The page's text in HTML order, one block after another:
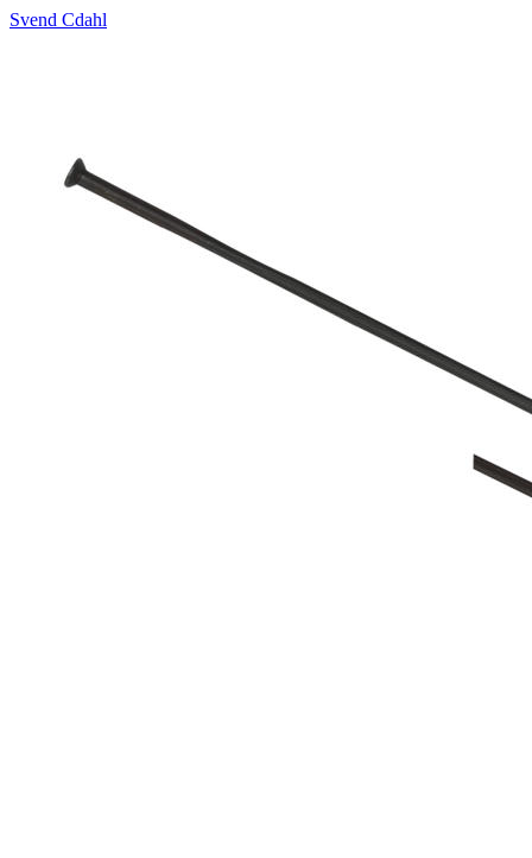
Svend Cdahl